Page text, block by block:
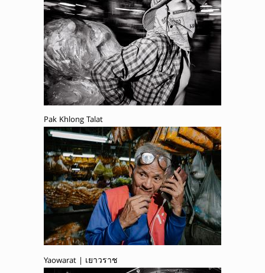
Pak Khlong Talat
Yaowarat | เยาวราช